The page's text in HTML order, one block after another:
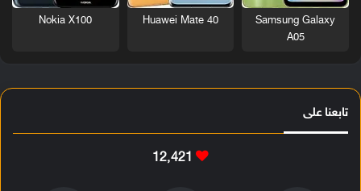
Samsung Galaxy
A05
Huawei Mate 40
Nokia X100
تابعنا على
12٬421